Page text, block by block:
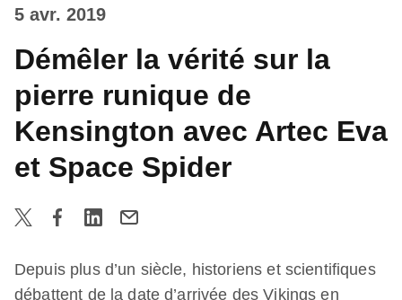
5 avr. 2019
Démêler la vérité sur la
pierre runique de
Kensington avec Artec Eva
et Space Spider
Depuis plus d’un siècle, historiens et scientifiques
débattent de la date d’arrivée des Vikings en